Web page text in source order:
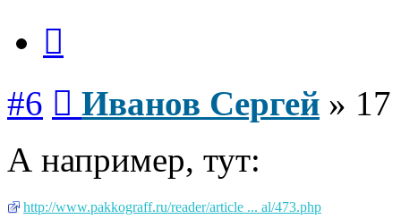
#6 Иванов Сергей » 17
А например, тут:
http://www.pakkograff.ru/reader/article ... al/473.php